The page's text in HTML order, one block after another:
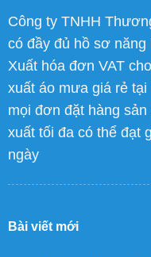
Công ty TNHH
có đầy đủ hồ sơ
Xuất hóa đơn VAT
xuất áo mưa giá rẻ
mọi đơn đặt hàng
xuất tối đa có thể đạt
ngày
Bài viết mới